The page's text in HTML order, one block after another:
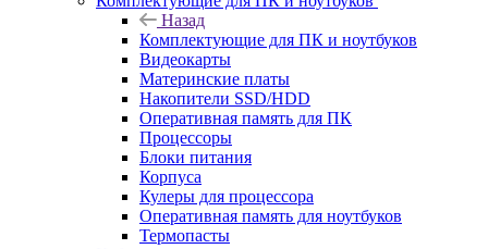
Назад
Комплектующие для ПК и ноутбуков
Видеокарты
Материнские платы
Накопители SSD/HDD
Оперативная память для ПК
Процессоры
Блоки питания
Корпуса
Кулеры для процессора
Оперативная память для ноутбуков
Термопасты